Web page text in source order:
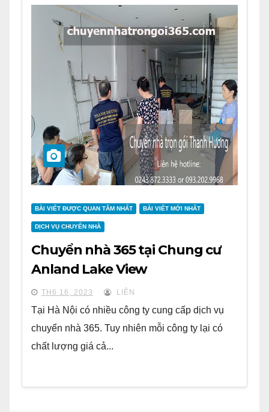
BÀI VIẾT ĐƯỢC QUAN TÂM NHẤT BÀI VIẾT MỚI NHẤT
DỊCH VỤ CHUYỂN NHÀ
Chuyển nhà 365 tại Chung cư
Anland Lake View
TH6 16, 2023 LIÊN
Tại Hà Nội có nhiều công ty cung cấp dịch vụ
chuyển nhà 365. Tuy nhiên mỗi công ty lại có
chất lượng giá cả...